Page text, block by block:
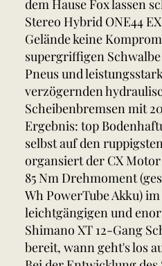
dem Hause Fox lassen
Stereo Hybrid ONE44
Gelände keine
supergriffigen
Pneus und
verzögernden
Scheibenbremsen mit
Ergebnis: top
selbst auf den
organsiert der CX
85 Nm Drehmoment
Wh PowerTube Akku)
leichtgängigen und
Shimano XT 12-Gang
bereit, wann geht's los